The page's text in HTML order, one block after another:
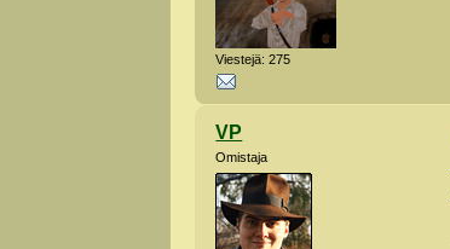
Viestejä: 275
VP
Omistaja